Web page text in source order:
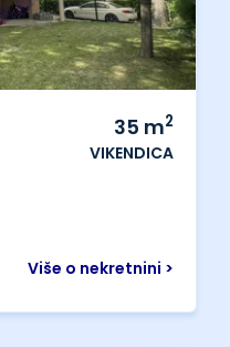
35 m2
VIKENDICA
Više o nekretnini >